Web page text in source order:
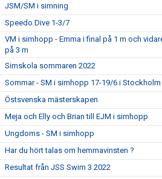
JSM/SM i simning
Speedo Dive 1-3/7
VM i simhopp - Emma i final på 1 m och
på 3 m
Simskola sommaren 2022
Sommar - SM i simhopp 17-19/6 i Stockholm
Östsvenska mästerskapen
Meja och Elly och Brian till EJM i simhopp
Ungdoms - SM i simhopp
Har du hört talas om hemmavinsten ?
Resultat från JSS Swim 3 2022